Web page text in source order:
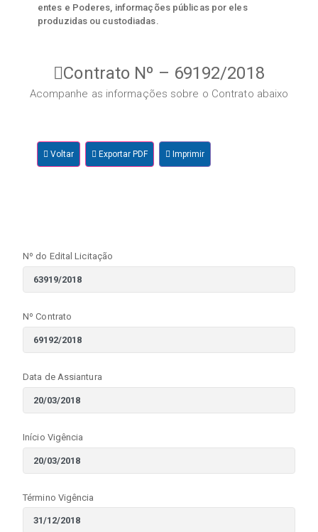
entes e Poderes, informações públicas por eles
produzidas ou custodiadas.
Contrato Nº – 69192/2018
Acompanhe as informações sobre o Contrato abaixo
Voltar Exportar PDF Imprimir
Nº do Edital Licitação
Nº Contrato
Data de Assiantura
Início Vigência
Término Vigência